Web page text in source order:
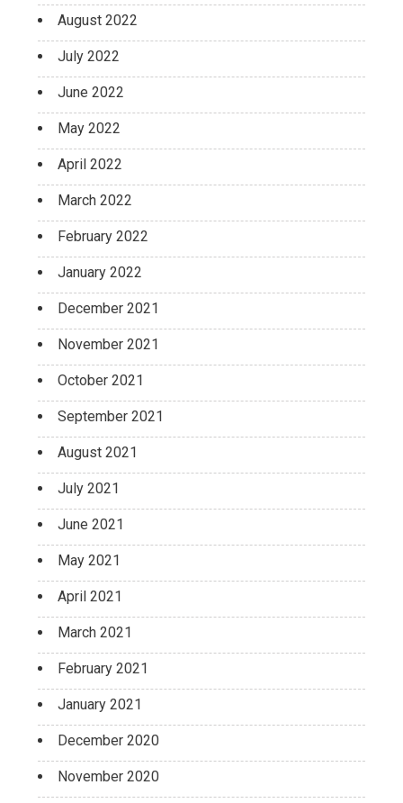
August 2022
July 2022
June 2022
May 2022
April 2022
March 2022
February 2022
January 2022
December 2021
November 2021
October 2021
September 2021
August 2021
July 2021
June 2021
May 2021
April 2021
March 2021
February 2021
January 2021
December 2020
November 2020